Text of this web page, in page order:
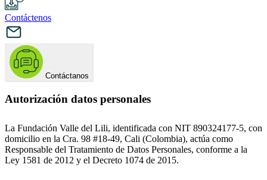
Contáctenos
Contáctanos
Autorización datos personales
La Fundación Valle del Lili, identificada con NIT 890324177-5, con
domicilio en la Cra. 98 #18-49, Cali (Colombia), actúa como
Responsable del Tratamiento de Datos Personales, conforme a la
Ley 1581 de 2012 y el Decreto 1074 de 2015.